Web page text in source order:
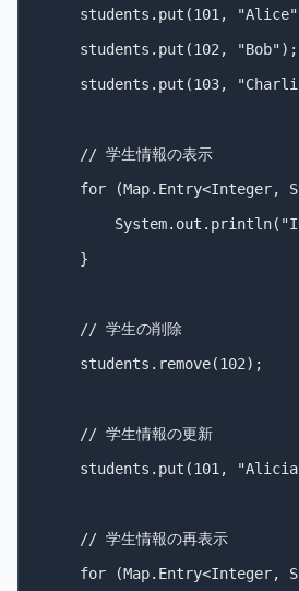
students.put(101,
    students.put(102, "Bob");
students.put(103,
    // 学生情報の表示
for (Map.Entry<Integer,
    }
    // 学生の削除
    students.remove(102);
    // 学生情報の更新
students.put(101,
    // 学生情報の再表示
for (Map.Entry<Integer,